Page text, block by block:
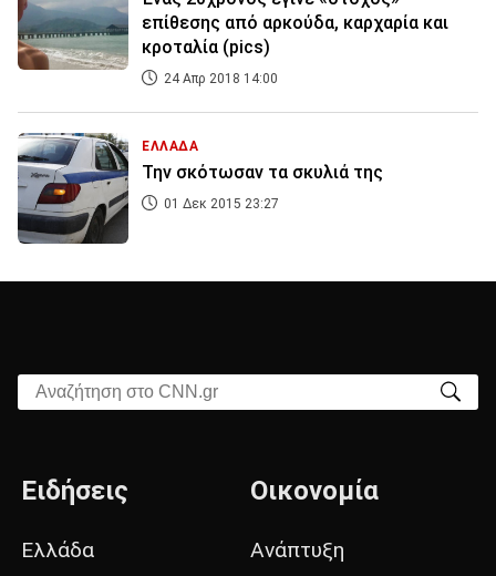
επίθεσης από αρκούδα, καρχαρία και
κροταλία (pics)
24 Απρ 2018 14:00
ΕΛΛΑΔΑ
Την σκότωσαν τα σκυλιά της
01 Δεκ 2015 23:27
Αναζήτηση στο CNN.gr
Ειδήσεις
Ελλάδα
Οικονομία
Ανάπτυξη